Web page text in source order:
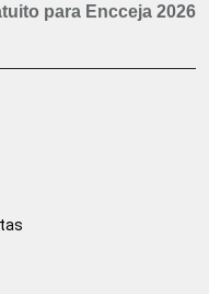
para Encceja 2026